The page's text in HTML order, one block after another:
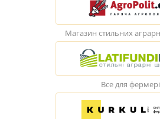
Магазин стильних
Все для